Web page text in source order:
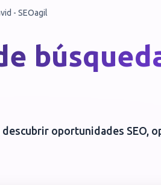
- SEOagil
oportunidades SEO,